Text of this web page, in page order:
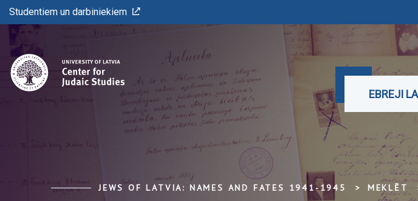
Studentiem un darbiniekiem
EBREJI
JEWS OF LATVIA: NAMES AND FATES 1941-1945 MEKLĒT